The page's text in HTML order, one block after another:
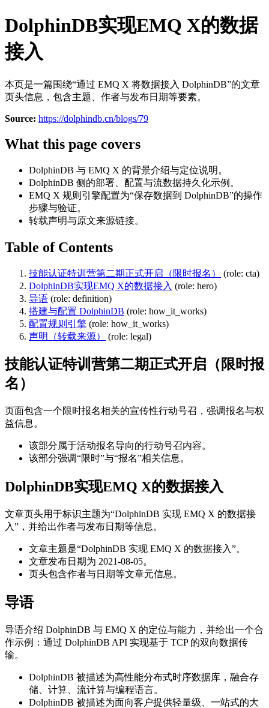
DolphinDB实现EMQ X的数据
接入
本页是一篇围绕“通过 EMQ X 将数据接入 DolphinDB”的文章
页头信息，包含主题、作者与发布日期等要素。
Source: https://dolphindb.cn/blogs/79
What this page covers
DolphinDB 与 EMQ X 的背景介绍与定位说明。
DolphinDB 侧的部署、配置与流数据持久化示例。
EMQ X 规则引擎配置为“保存数据到 DolphinDB”的操作
步骤与验证。
转载声明与原文来源链接。
Table of Contents
技能认证特训营第二期正式开启（限时报名）
(role: cta)
DolphinDB实现EMQ X的数据接入 (role: hero)
导语 (role: definition)
搭建与配置 DolphinDB (role: how_it_works)
配置规则引擎 (role: how_it_works)
声明（转载来源）
(role: legal)
技能认证特训营第二期正式开启（限时报
名）
页面包含一个限时报名相关的宣传性行动号召，强调报名与权
益信息。
该部分属于活动报名导向的行动号召内容。
该部分强调“限时”与“报名”相关信息。
DolphinDB实现EMQ X的数据接入
文章页头用于标识主题为“DolphinDB 实现 EMQ X 的数据接
入”，并给出作者与发布日期等信息。
文章主题是“DolphinDB 实现 EMQ X 的数据接入”。
文章发布日期为 2021-08-05。
页头包含作者与日期等文章元信息。
导语
导语介绍 DolphinDB 与 EMQ X 的定位与能力，并给出一个合
作示例：通过 DolphinDB API 实现基于 TCP 的双向数据传
输。
DolphinDB 被描述为高性能分布式时序数据库，融合存
储、计算、流计算与编程语言。
DolphinDB 被描述为面向客户提供轻量级、一站式的大